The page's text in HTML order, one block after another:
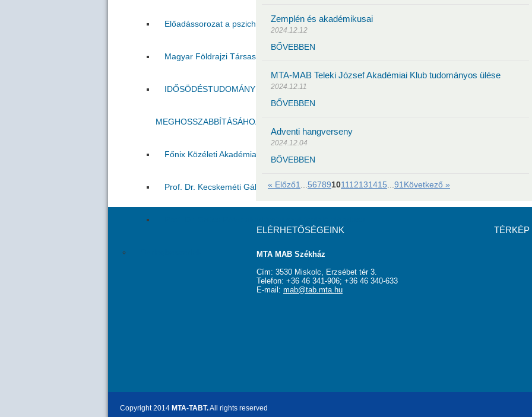
Előadássorozat a pszichológiai kutatások köréből 2022.
Magyar Földrajzi Társaság Borsodi Osztályának rendezvénye
IDŐSÖDÉSTUDOMÁNY A COVID-19 IDEJÉN: IRÁNYTŰ AZ EGÉSZSÉGBEN ELTÖLTÖTT ÉVEK
MEGHOSSZABBÍTÁSÁHOZ ÉS AZ IDŐSKORI ÉLETÚTTERVEZÉSHEZ
Főnix Közéleti Akadémia VIII. évad előadásai:
Prof. Dr. Kecskeméti Gábor akadémiai székfoglaló előadása
Zemplén és akadémikusai
2024.12.12
BŐVEBBEN
MTA-MAB Teleki József Akadémiai Klub tudományos ülése
2024.12.11
BŐVEBBEN
Adventi hangverseny
2024.12.04
BŐVEBBEN
« Előző1 56789101112131415 91 Következő »
ELÉRHETŐSÉGEINK
MTA MAB Székház
Cím: 3530 Miskolc, Erzsébet tér 3.
Telefon: +36 46 341-906; +36 46 340-633
E-mail: mab@tab.mta.hu
TÉRKÉP
Copyright 2014 MTA-TABT.All rights reserved